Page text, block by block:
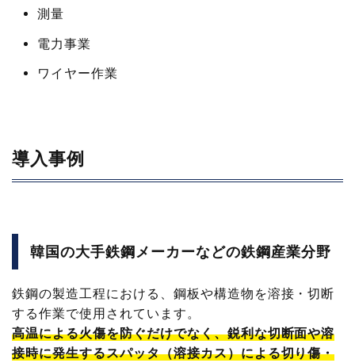
測量
電力事業
ワイヤー作業
導入事例
韓国の大手鉄鋼メーカーなどの鉄鋼産業分野
鉄鋼の製造工程における、鋼板や構造物を溶接・切断
する作業で使用されています。
高温による火傷を防ぐだけでなく、鋭利な切断面や溶
接時に発生するスパッタ（溶接カス）による切り傷・